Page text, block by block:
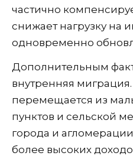
частично
снижает нагрузку на
одновременно
Дополнительным
внутренняя
перемещается из
пунктов и сельской
города и
более высоких